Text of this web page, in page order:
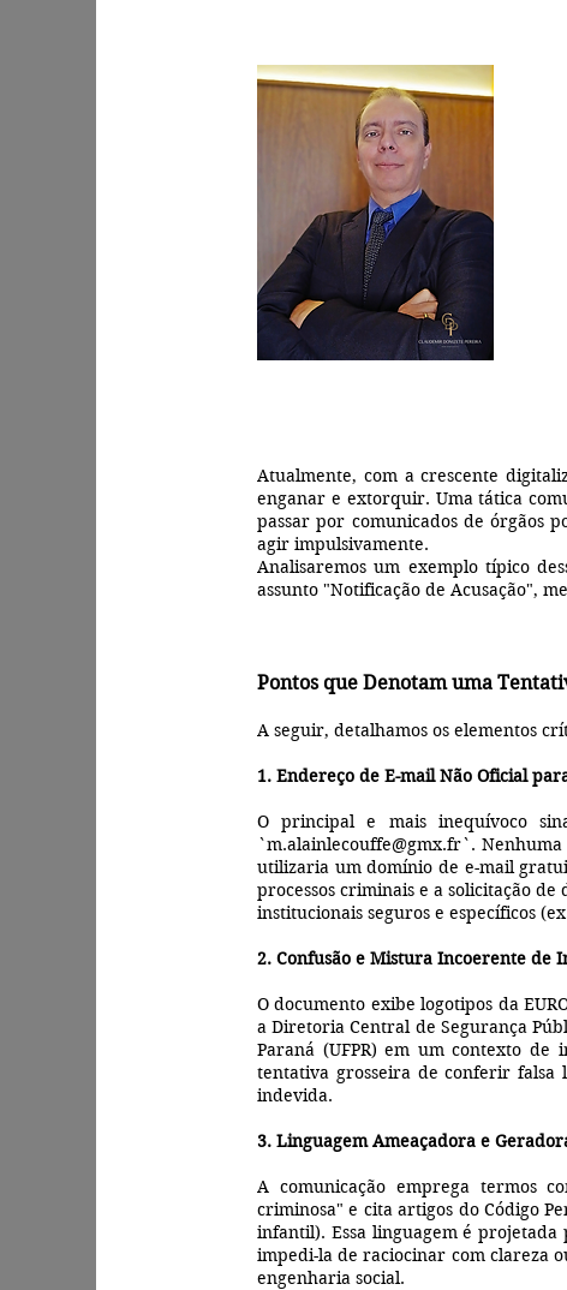
Atualmente, com a crescente
enganar e extorquir. Uma tática
passar por comunicados de órgãos
agir impulsivamente.
Analisaremos um exemplo típico
assunto "Notificação de Acusação",
Pontos que Denotam uma
A seguir, detalhamos os elementos
1. Endereço de E-mail Não Oficial
O principal e mais inequívoco
`m.alainlecouffe@gmx.fr`. Nenhuma
utilizaria um domínio de e-mail
processos criminais e a solicitação
institucionais seguros e específicos
2. Confusão e Mistura Incoerente de
O documento exibe logotipos da
a Diretoria Central de Segurança
Paraná (UFPR) em um contexto
tentativa grosseira de conferir falsa
indevida.
3. Linguagem Ameaçadora e
A comunicação emprega termos
criminosa" e cita artigos do Código
infantil). Essa linguagem é projetada
impedi-la de raciocinar com clareza
engenharia social.